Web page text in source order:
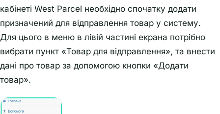
кабінеті West Parcel необхідно спочатку додати
призначений для відправлення товар у систему.
Для цього в меню в лівій частині екрана потрібно
вибрати пункт «Товар для відправлення», та внести
дані про товар за допомогою кнопки «Додати
товар».